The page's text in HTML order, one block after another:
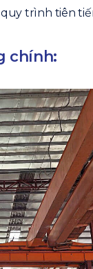
trình tiên
chính: